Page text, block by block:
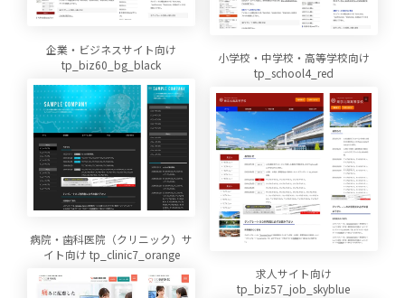
企業・ビジネスサイト向け
tp_biz60_bg_black
小学校・中学校・高等学校向け
tp_school4_red
病院・歯科医院（クリニック）サ
イト向け tp_clinic7_orange
求人サイト向け
tp_biz57_job_skyblue